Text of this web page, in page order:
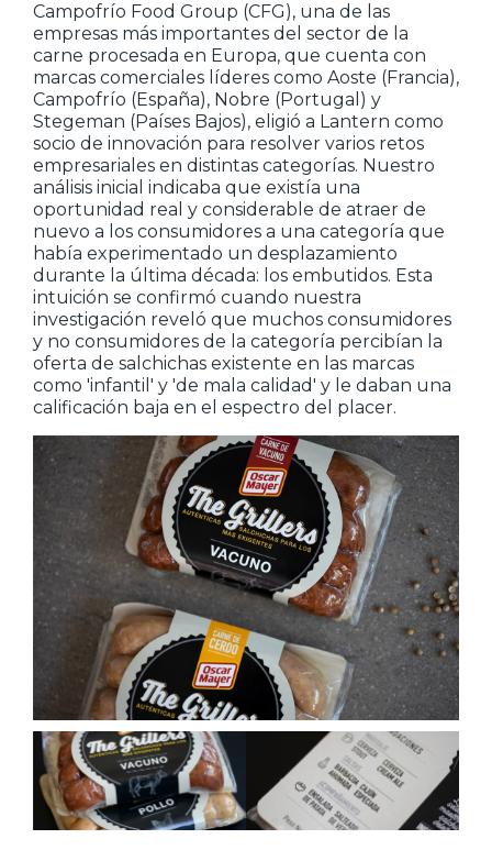
Campofrío Food Group (CFG), una de las
empresas más importantes del sector de la
carne procesada en Europa, que cuenta con
marcas comerciales líderes como Aoste (Francia),
Campofrío (España), Nobre (Portugal) y
Stegeman (Países Bajos), eligió a Lantern como
socio de innovación para resolver varios retos
empresariales en distintas categorías. Nuestro
análisis inicial indicaba que existía una
oportunidad real y considerable de atraer de
nuevo a los consumidores a una categoría que
había experimentado un desplazamiento
durante la última década: los embutidos. Esta
intuición se confirmó cuando nuestra
investigación reveló que muchos consumidores
y no consumidores de la categoría percibían la
oferta de salchichas existente en las marcas
como 'infantil' y 'de mala calidad' y le daban una
calificación baja en el espectro del placer.